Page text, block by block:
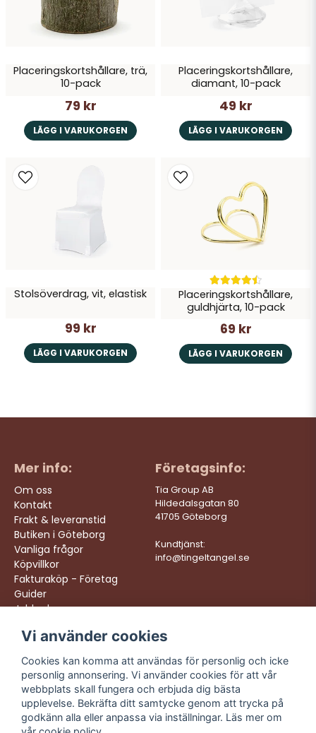
Placeringskortshållare, trä,
10-pack
79 kr
LÄGG I VARUKORGEN
Placeringskortshållare,
diamant, 10-pack
49 kr
LÄGG I VARUKORGEN
Stolsöverdrag, vit, elastisk
99 kr
LÄGG I VARUKORGEN
Placeringskortshållare,
guldhjärta, 10-pack
69 kr
LÄGG I VARUKORGEN
Mer info:
Om oss
Kontakt
Frakt & leveranstid
Butiken i Göteborg
Vanliga frågor
Köpvillkor
Fakturaköp - Företag
Guider
Jobba hos oss
Företagsinfo:
Tia Group AB
Hildedalsgatan 80
41705 Göteborg
Kundtjänst:
info@tingeltangel.se
Följ oss:
Instagram
Facebook
TikTok
YouTube
Vi levererar:
Snabba leveranser
Trygga köp
Fri frakt över 499:-
Trevlig kundtjänst
Vi använder cookies
Cookies kan komma att användas för personlig och icke
personlig annonsering. Vi använder cookies för att vår
webbplats skall fungera och erbjuda dig bästa
upplevelse. Bekräfta ditt samtycke genom att trycka på
godkänn alla eller anpassa via inställningar. Läs mer om